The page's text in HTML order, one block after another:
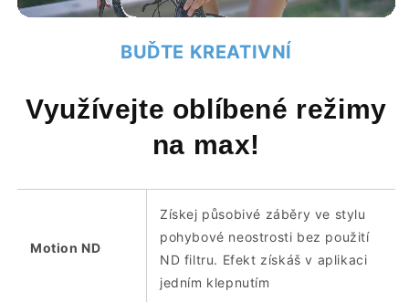
BUĎTE KREATIVNÍ
Využívejte oblíbené režimy
na max!
Motion ND
Získej působivé záběry ve stylu
pohybové neostrosti bez použití
ND filtru. Efekt získáš v aplikaci
jedním klepnutím